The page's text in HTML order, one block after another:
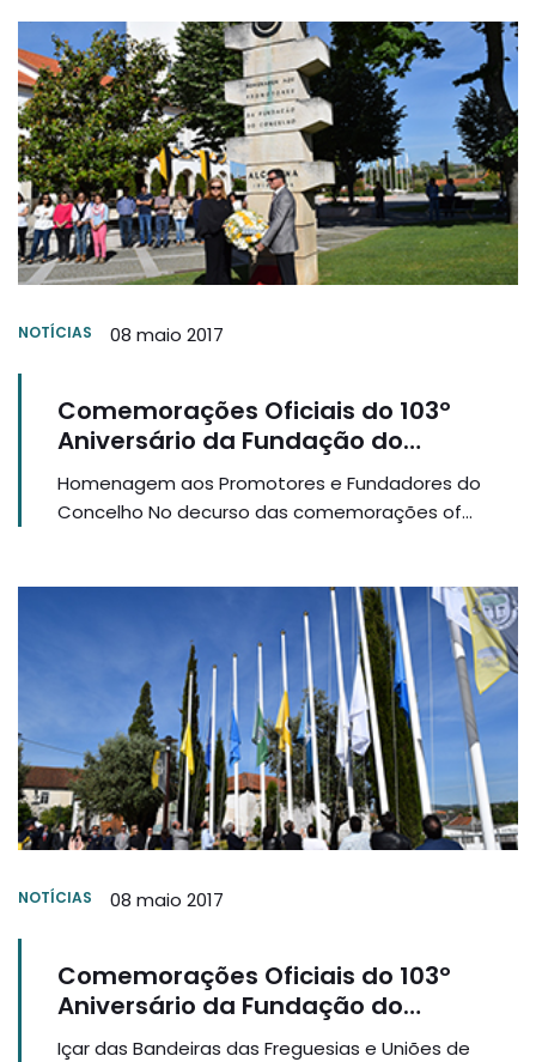
NOTÍCIAS 08 maio 2017
Comemorações Oficiais do 103º
Aniversário da Fundação do
Concelho de Alcanena
Homenagem aos Promotores e Fundadores do
Concelho No decurso das comemorações of...
NOTÍCIAS 08 maio 2017
Comemorações Oficiais do 103º
Aniversário da Fundação do
Concelho de Alcanena
Içar das Bandeiras das Freguesias e Uniões de